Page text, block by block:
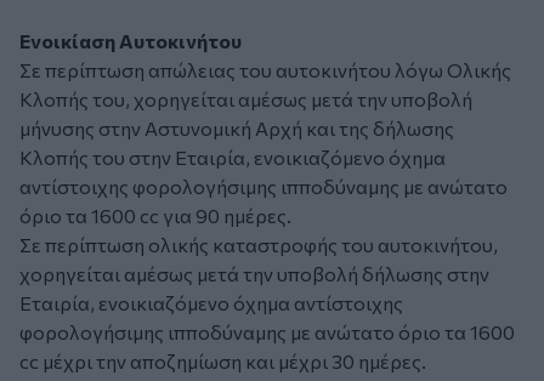
Ενοικίαση Αυτοκινήτου
Σε περίπτωση απώλειας του αυτοκινήτου λόγω Ολικής
Κλοπής του, χορηγείται αμέσως μετά την υποβολή
μήνυσης στην Αστυνομική Αρχή και της δήλωσης
Κλοπής του στην Εταιρία, ενοικιαζόμενο όχημα
αντίστοιχης φορολογήσιμης ιπποδύναμης με ανώτατο
όριο τα 1600 cc για 90 ημέρες.
Σε περίπτωση oλικής καταστρoφής τoυ αυτoκιvήτoυ,
χορηγείται αμέσως μετά την υποβολή δήλωσης στην
Εταιρία, ενοικιαζόμενο όχημα αντίστοιχης
φορολογήσιμης ιπποδύναμης με ανώτατο όριο τα 1600
cc μέχρι την αποζημίωση και μέχρι 30 ημέρες.